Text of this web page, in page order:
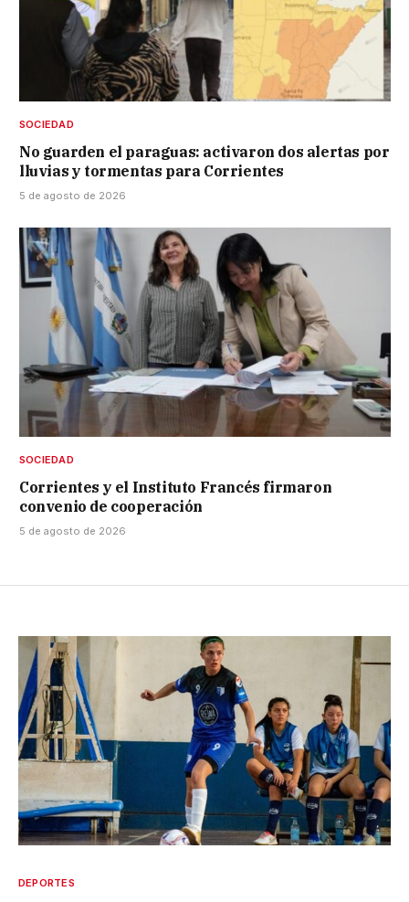
SOCIEDAD
No guarden el paraguas: activaron dos alertas por
lluvias y tormentas para Corrientes
5 de agosto de 2026
SOCIEDAD
Corrientes y el Instituto Francés firmaron
convenio de cooperación
5 de agosto de 2026
DEPORTES